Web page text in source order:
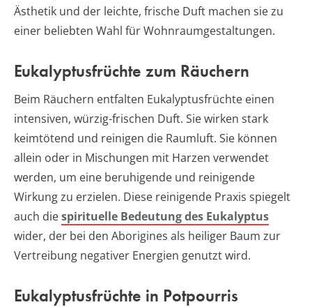
Ästhetik und der leichte, frische Duft machen sie zu
einer beliebten Wahl für Wohnraumgestaltungen.
Eukalyptusfrüchte zum Räuchern
Beim Räuchern entfalten Eukalyptusfrüchte einen
intensiven, würzig-frischen Duft. Sie wirken stark
keimtötend und reinigen die Raumluft. Sie können
allein oder in Mischungen mit Harzen verwendet
werden, um eine beruhigende und reinigende
Wirkung zu erzielen. Diese reinigende Praxis spiegelt
auch diespirituelle Bedeutung des Eukalyptus
wider, der bei den Aborigines als heiliger Baum zur
Vertreibung negativer Energien genutzt wird.
Eukalyptusfrüchte in Potpourris